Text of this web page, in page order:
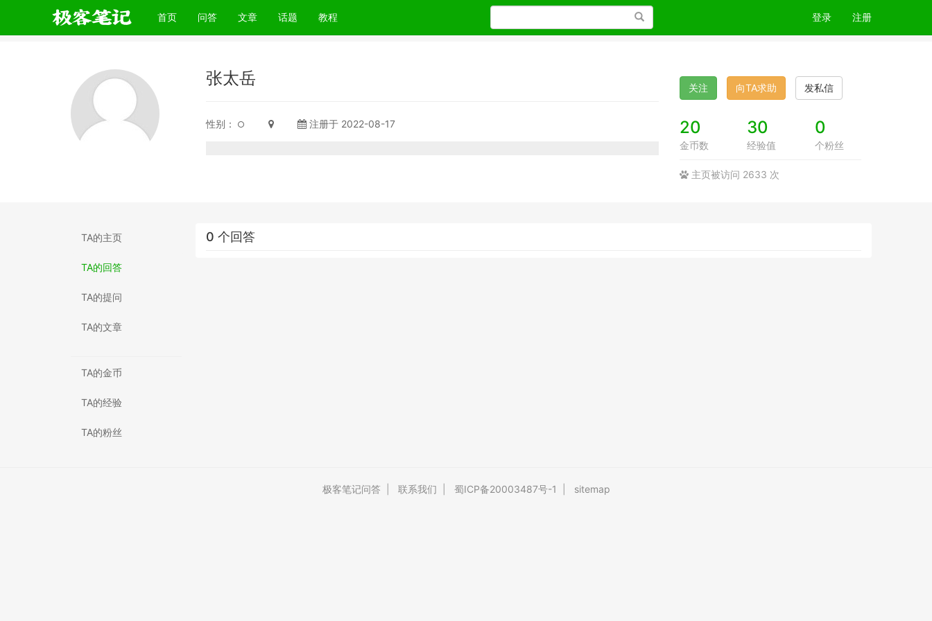
首页(current)
问答 文章 话题 教程 搜索 登录 注册
张太岳
性别： 注册于 2022-08-17
关注 向TA求助 发私信
20
金币数
30
经验值
0
个粉丝
主页被访问 2633 次
TA的主页
TA的回答
TA的提问
TA的文章
TA的金币
TA的经验
TA的粉丝
0 个回答
极客笔记问答 联系我们 蜀ICP备20003487号-1 sitemap